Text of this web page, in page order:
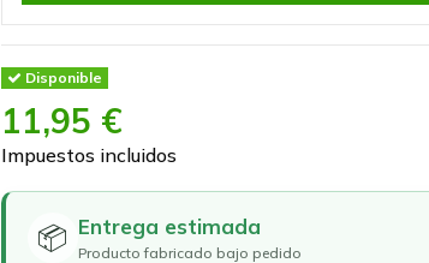
Disponible
11,95 €
Impuestos incluidos
📦 Entrega estimada
Producto fabricado bajo pedido